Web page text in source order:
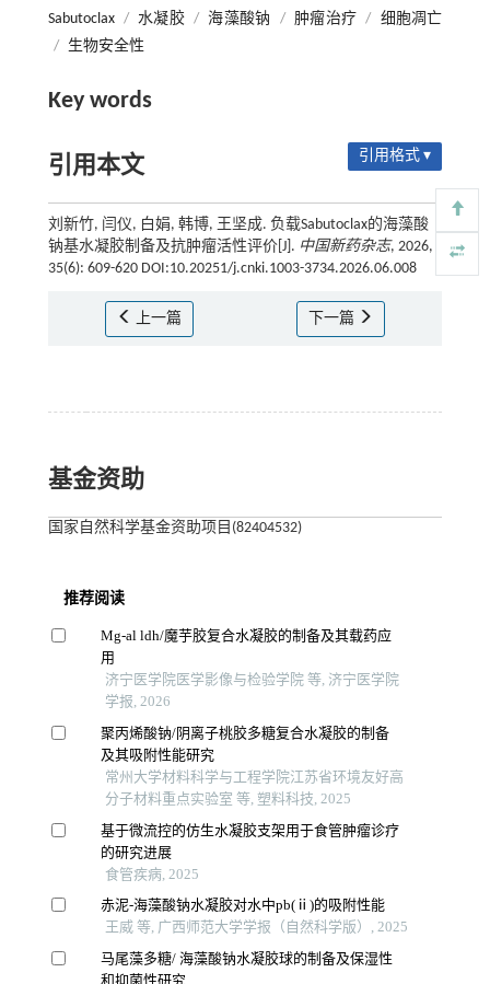
Sabutoclax / 水凝胶 / 海藻酸钠 / 肿瘤治疗 / 细胞凋亡
/ 生物安全性
Key words
引用本文 引用格式 ▾
刘新竹, 闫仪, 白娟, 韩博, 王坚成. 负载Sabutoclax的海藻酸
钠基水凝胶制备及抗肿瘤活性评价[J]. 中国新药杂志, 2026,
35(6): 609-620 DOI:10.20251/j.cnki.1003-3734.2026.06.008
上一篇 下一篇
基金资助
国家自然科学基金资助项目(82404532)